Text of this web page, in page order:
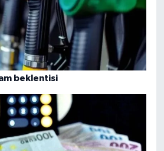
beklentisi